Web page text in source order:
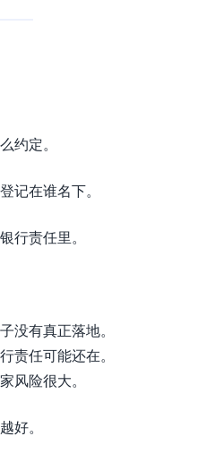
约定。
记在谁名下。
行责任里。
没有真正落地。
责任可能还在。
风险很大。
好。